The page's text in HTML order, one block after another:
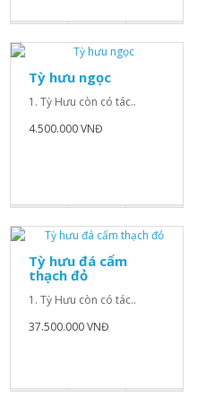
Tỳ hưu ngọc
1. Tỳ Hưu còn có tác..
4.500.000 VNĐ
Tỳ hưu đá cẩm
thạch đỏ
1. Tỳ Hưu còn có tác..
37.500.000 VNĐ